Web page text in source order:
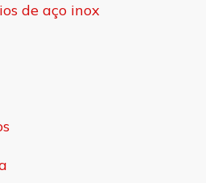
de aço inox